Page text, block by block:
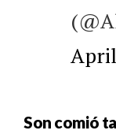
April
Son comió